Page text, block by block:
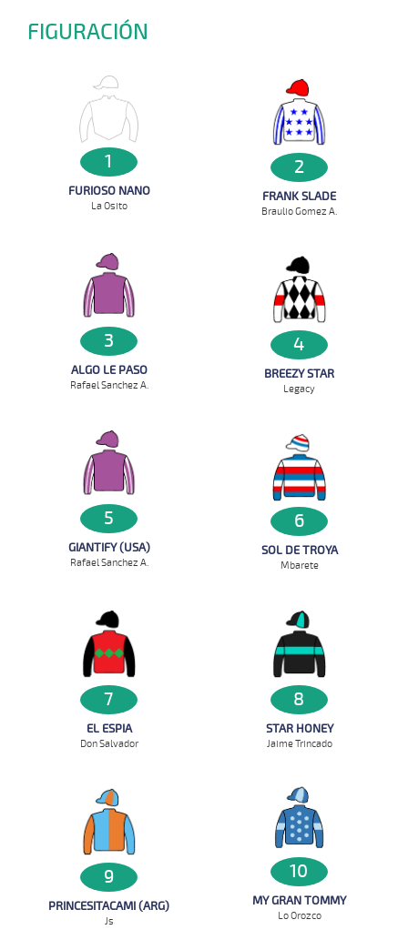
FIGURACIÓN
1
FURIOSO NANO
La Osito
2
FRANK SLADE
Braulio Gomez A.
3
ALGO LE PASO
Rafael Sanchez A.
4
BREEZY STAR
Legacy
5
GIANTIFY (USA)
Rafael Sanchez A.
6
SOL DE TROYA
Mbarete
7
EL ESPIA
Don Salvador
8
STAR HONEY
Jaime Trincado
9
PRINCESITACAMI (ARG)
Js
10
MY GRAN TOMMY
Lo Orozco